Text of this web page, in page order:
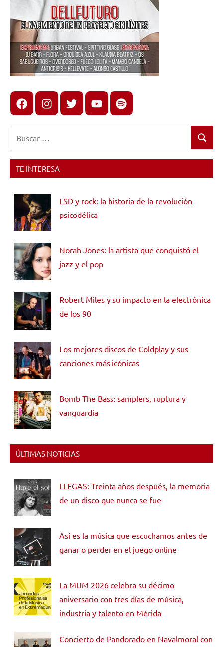
FacebookInstagram
X youtubespotify
Buscar
TE INTERESA
LSD y rock: la historia de la revolución
psicodélica
Norah Jones: la artista que conquistó el
jazz y el pop
Robert Miles y su impacto en la electrónica
de los 90
Los mejores discos de Coldplay y sus
canciones más icónicas
Bomb The Bass: samplers, ruptura y
vanguardia
ÚLTIMAS NOTICIAS
LLEGAS: Treinta años después, la memoria
de un disco que nunca se fue
Así es la música que escuchamos antes de
ganar o perder en el juego online
La MUM 2026 celebra su décimo
aniversario con tres días de música,
industria y talento en Mérida
Concierto de Pandorado en Navalmoral con